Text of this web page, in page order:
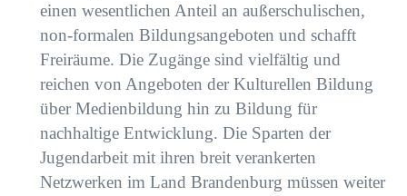
einen wesentlichen Anteil an außerschulischen,
non-formalen Bildungsangeboten und schafft
Freiräume. Die Zugänge sind vielfältig und
reichen von Angeboten der Kulturellen Bildung
über Medienbildung hin zu Bildung für
nachhaltige Entwicklung. Die Sparten der
Jugendarbeit mit ihren breit verankerten
Netzwerken im Land Brandenburg müssen weiter